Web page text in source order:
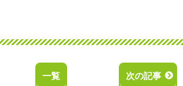
一覧 次の記事